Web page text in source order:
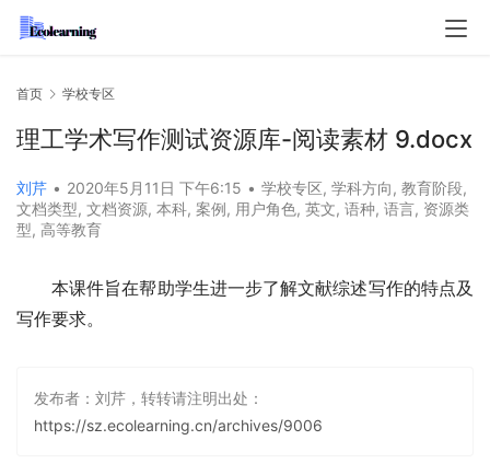
首页 学校专区
理工学术写作测试资源库-阅读素材 9.docx
刘芹 • 2020年5月11日 下午6:15 • 学校专区, 学科方向, 教育阶段,
文档类型, 文档资源, 本科, 案例, 用户角色, 英文, 语种, 语言, 资源类
型, 高等教育
本课件旨在帮助学生进一步了解文献综述写作的特点及
写作要求。
发布者：刘芹，转转请注明出处：
https://sz.ecolearning.cn/archives/9006